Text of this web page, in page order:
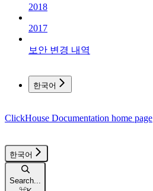
2018
2017
보안 변경 내역
한국어
ClickHouse Documentation home page
한국어
Search...